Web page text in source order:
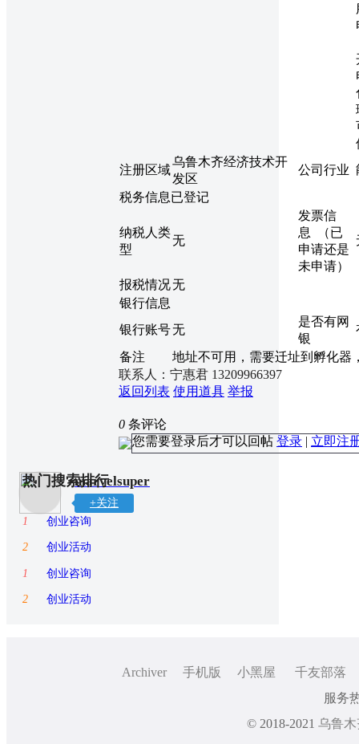
注册区域
乌鲁木齐经济技术开
发区
公司行业
税务信息已登记
纳税人类
型
无
发票信
息 （已
申请还是
未申请）
报税情况无
银行信息
银行账号无
是否有网
银
备注
地址不可用，需要迁址到孵化器
联系人：宁惠君 13209966397
返回列表 使用道具 举报
0 条评论
您需要登录后才可以回帖 登录 | 立即注
marvelsuper
+关注
热门搜索排行
1 创业咨询
2 创业活动
1 创业咨询
2 创业活动
Archiver 手机版 小黑屋
千友部落
服务
© 2018-2021 乌鲁